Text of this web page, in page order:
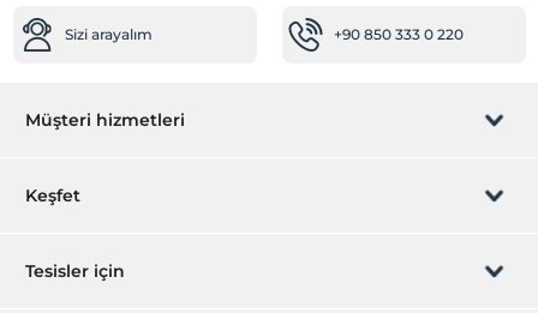
Sizi arayalım +90 850 333 0 220
Müşteri hizmetleri
Rezervasyon yönet
Keşfet
Hediye Kart
Tesisler için